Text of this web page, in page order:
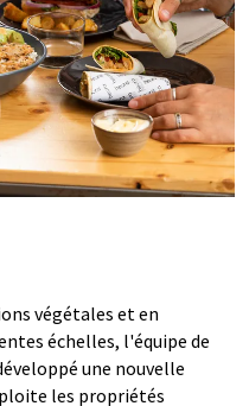
végétales et en
échelles, l'équipe de
une nouvelle
les propriétés